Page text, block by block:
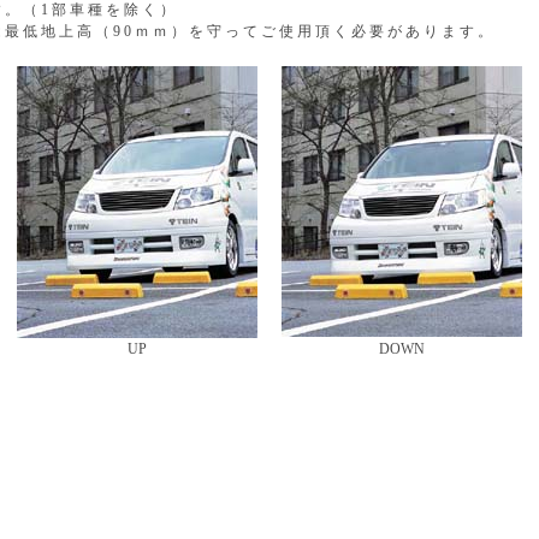
（1部車種を除く）
低地上高（90ｍｍ）を守ってご使用頂く必要があります。
UP DOWN